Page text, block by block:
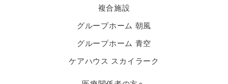
複合施設
グループホーム 朝風
グループホーム 青空
ケアハウス スカイラーク